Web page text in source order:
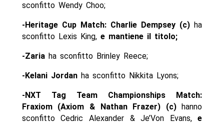
sconfitto Wendy Choo;
-Heritage Cup Match: Charlie Dempsey (c) ha
sconfitto Lexis King,e mantiene il titolo;
-Zaria ha sconfitto Brinley Reece;
-Kelani Jordan ha sconfitto Nikkita Lyons;
-NXT Tag Team Championships Match:
Fraxiom (Axiom & Nathan Frazer) (c) hanno
sconfitto Cedric Alexander & Je’Von Evans,e